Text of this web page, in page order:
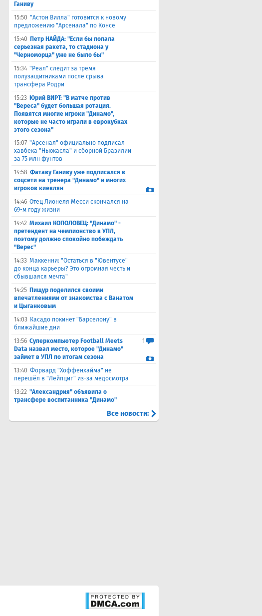
Ганиву
15:50 "Астон Вилла" готовится к новому
предложению "Арсенала" по Консе
15:40 Петр НАЙДА: "Если бы попала
серьезная ракета, то стадиона у
"Черноморца" уже не было бы"
15:34 "Реал" следит за тремя
полузащитниками после срыва
трансфера Родри
15:23 Юрий ВИРТ: "В матче против
"Вереса" будет большая ротация.
Появятся многие игроки "Динамо",
которые не часто играли в еврокубках
этого сезона"
15:07 "Арсенал" официально подписал
хавбека "Ньюкасла" и сборной Бразилии
за 75 млн фунтов
14:58 Фатаву Ганиву уже подписался в
соцсети на тренера "Динамо" и многих
игроков киевлян
14:46 Отец Лионеля Месси скончался на
69-м году жизни
14:42 Михаил КОПОЛОВЕЦ: "Динамо" -
претендент на чемпионство в УПЛ,
поэтому должно спокойно побеждать
"Верес"
14:33 Маккенни: "Остаться в "Ювентусе"
до конца карьеры? Это огромная честь и
сбывшаяся мечта"
14:25 Пищур поделился своими
впечатлениями от знакомства с Ванатом
и Цыганковым
14:03 Касадо покинет "Барселону" в
ближайшие дни
13:56 Суперкомпьютер Football Meets
Data назвал место, которое "Динамо"
займет в УПЛ по итогам сезона
1
13:40 Форвард "Хоффенхайма" не
перешёл в "Лейпциг" из-за медосмотра
13:22 "Александрия" объявила о
трансфере воспитанника "Динамо"
Все новости: